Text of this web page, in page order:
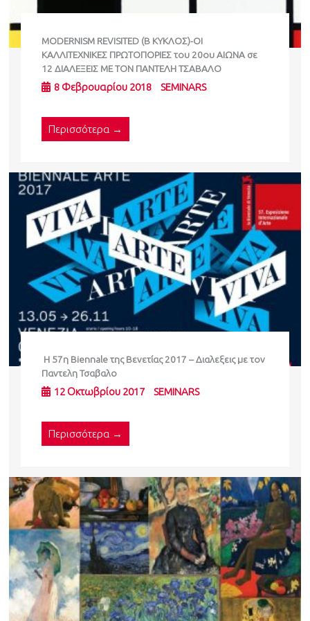
ΜΟDERNISM REVISITED (B KYKΛΟΣ)-ΟΙ
ΚΑΛΛΙΤΕΧΝΙΚΕΣ ΠΡΩΤΟΠΟΡΙΕΣ του 20ου ΑΙΩΝΑ σε
12 ΔΙΑΛΕΞΕΙΣ ΜΕ ΤΟΝ ΠΑΝΤΕΛΗ ΤΣΑΒΑΛΟ
8 Φεβρουαρίου 2018 SEMINARS
Περισσότερα →
Η 57η Biennale της Βενετίας 2017 – Διαλεξεις με τον
Παντελη Τσαβαλο
12 Οκτωβρίου 2017 SEMINARS
Περισσότερα →